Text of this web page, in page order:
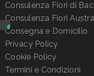
Consulenza Fiori di
Consulenza Fiori
Consegna e Domicilio
Privacy Policy
Cookie Policy
Termini e Condizioni